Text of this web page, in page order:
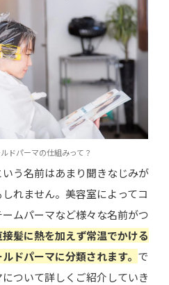
ドパーマの仕組みって？
う名前はあまり聞きなじみが
れません。美容室によってコ
ムパーマなど様々な名前がつ
接髪に熱を加えず常温でかける
ドパーマに分類されます。 で
ついて詳しくご紹介していき